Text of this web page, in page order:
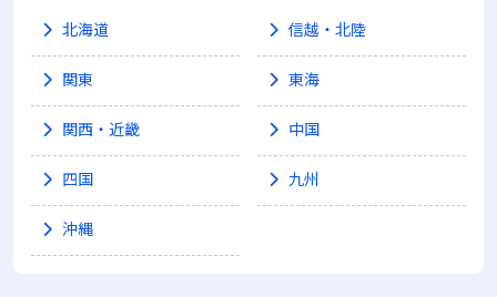
北海道 信越・北陸
関東 東海
関西・近畿 中国
四国 九州
沖縄